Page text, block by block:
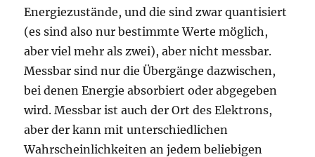
Energiezustände, und die sind zwar quantisiert
(es sind also nur bestimmte Werte möglich,
aber viel mehr als zwei), aber nicht messbar.
Messbar sind nur die Übergänge dazwischen,
bei denen Energie absorbiert oder abgegeben
wird. Messbar ist auch der Ort des Elektrons,
aber der kann mit unterschiedlichen
Wahrscheinlichkeiten an jedem beliebigen